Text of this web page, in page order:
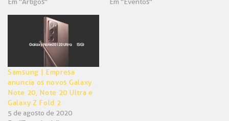
Samsung | Empresa
anuncia os novos Galaxy
Note 20, Note 20 Ultra e
Galaxy Z Fold 2
5 de agosto de 2020